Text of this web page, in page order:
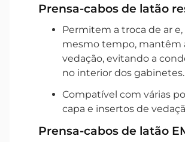
Prensa-cabos de latão
Permitem a troca de ar e,
mesmo tempo, mantêm
vedação, evitando a
no interior dos gabinetes.
Compatível com várias
capa e insertos de
Prensa-cabos de latão